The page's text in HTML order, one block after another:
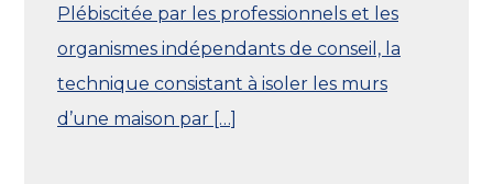
Plébiscitée par les professionnels et les
organismes indépendants de conseil, la
technique consistant à isoler les murs
d’une maison par […]